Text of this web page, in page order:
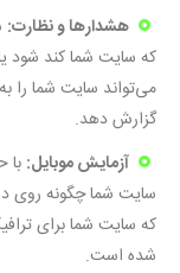
هشدارها و نظارت:
می‌تواند سایت شما را
گزارش دهد.
آزمایش موبایل:
سایت شما چگونه روی
که سایت شما برای
شده است.